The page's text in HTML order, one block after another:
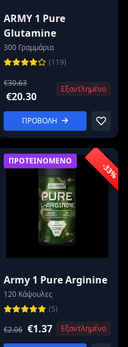
ARMY 1 Pure
Glutamine
300 Γραμμάρια
(119)
€30.63
€20.30
Εξαντλημένο
ΠΡΟΒΟΛΗ
ΠΡΟΤΕΙΝΟΜΕΝΟ
-33%
Army 1 Pure Arginine
120 Κάψουλες
(5)
€2.06 €1.37 Εξαντλημένο